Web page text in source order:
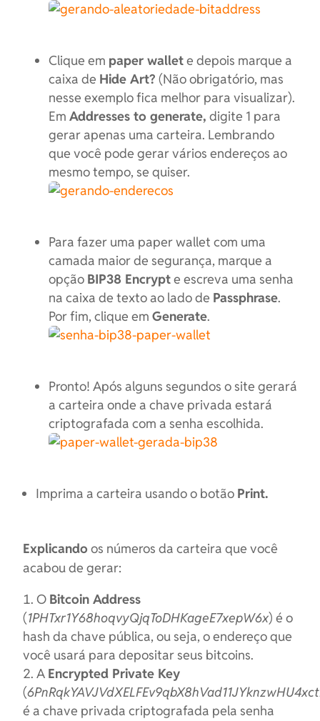
Clique em paper wallete depois marque a
caixa de Hide Art? (Não obrigatório, mas
nesse exemplo fica melhor para visualizar).
Em Addresses to generate, digite 1 para
gerar apenas uma carteira. Lembrando
que você pode gerar vários endereços ao
mesmo tempo, se quiser.
Para fazer uma paper wallet com uma
camada maior de segurança, marque a
opção BIP38 Encrypte escreva uma senha
na caixa de texto ao lado de Passphrase.
Por fim, clique em Generate.
Pronto! Após alguns segundos o site gerará
a carteira onde a chave privada estará
criptografada com a senha escolhida.
Imprima a carteira usando o botão Print.
Explicando os números da carteira que você
acabou de gerar:
O Bitcoin Address
(1PHTxr1Y68hoqvyQjqToDHKageE7xepW6x) é o
hash da chave pública, ou seja, o endereço que
você usará para depositar seus bitcoins.
A Encrypted Private Key
(
é a chave privada criptografada pela senha